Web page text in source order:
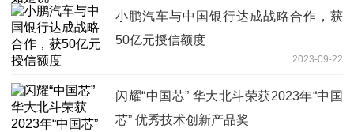
小鹏汽车与中国银行达成战略合作，获
50亿元授信额度
2023-09-22
闪耀“中国芯” 华大北斗荣获2023年“中国
芯” 优秀技术创新产品奖